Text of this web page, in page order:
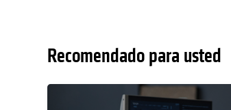
Recomendado para usted